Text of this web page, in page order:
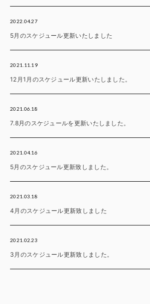
2022.04.27
5月のスケジュール更新いたしました
2021.11.19
12月1月のスケジュール更新いたしました。
2021.06.18
7.8月のスケジュールを更新いたしました。
2021.04.16
5月のスケジュール更新致しました。
2021.03.18
4月のスケジュール更新致しました
2021.02.23
3月のスケジュール更新致しました。